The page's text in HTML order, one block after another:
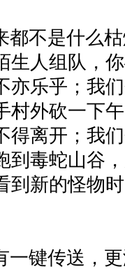
都不是什么
生人组队，
亦乐乎；我
村外砍一下
得离开；我
到毒蛇山谷
到新的怪物
一键传送，